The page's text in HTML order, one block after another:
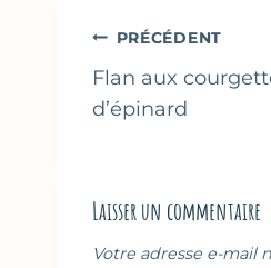
Navigation
de
l’article
PRÉCÉDENT
Flan aux
d’épinard
Laisser un commentaire
Votre adresse e-mail